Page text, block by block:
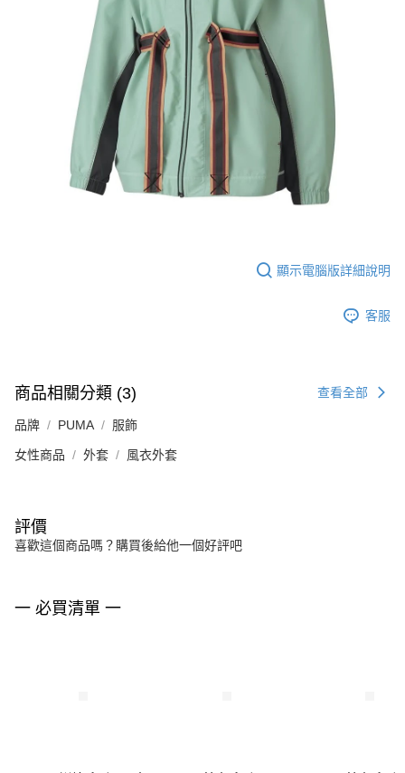
顯示電腦版詳細說明
客服
商品相關分類 (3) 查看全部
品牌 PUMA 服飾
女性商品 外套 風衣外套
評價
喜歡這個商品嗎？購買後給他一個好評吧
一 必買清單 一